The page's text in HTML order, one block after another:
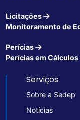
Licitações
Monitoramento de
Perícias
Perícias em
Serviços
Sobre a Sedep
Notícias